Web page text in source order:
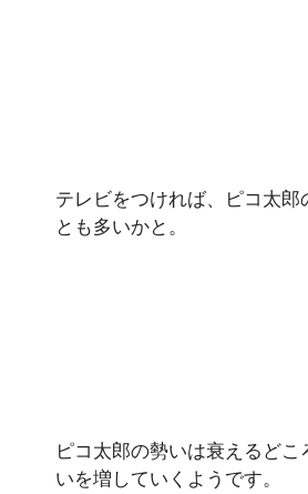
テレビをつければ、ピコ太郎
とも多いかと。
ピコ太郎の勢いは衰えるど
いを増していくようです。